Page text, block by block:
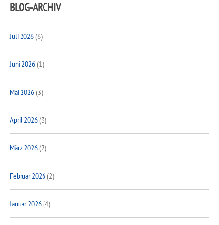
BLOG-ARCHIV
Juli 2026(6)
Juni 2026(1)
Mai 2026(3)
April 2026(3)
März 2026(7)
Februar 2026(2)
Januar 2026(4)